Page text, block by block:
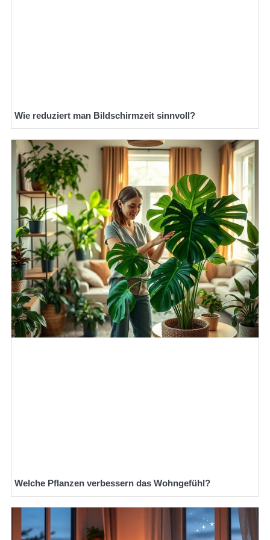
Wie reduziert man Bildschirmzeit sinnvoll?
Welche Pflanzen verbessern das Wohngefühl?